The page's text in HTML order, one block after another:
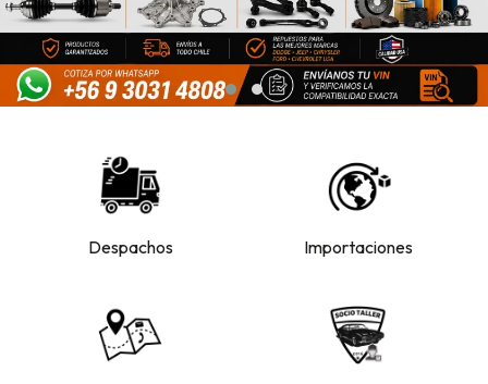
Despachos Importaciones